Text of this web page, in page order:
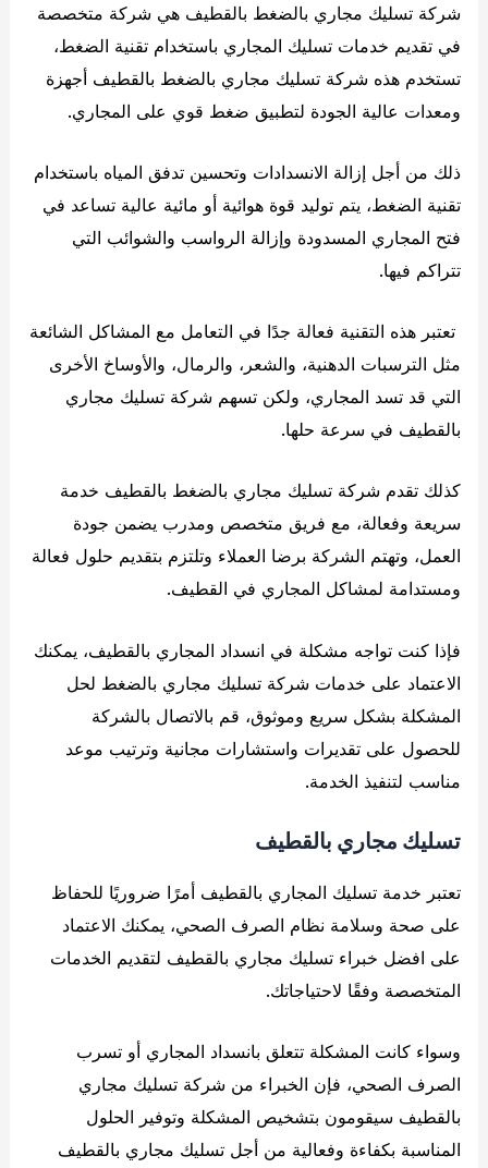
شركة تسليك مجاري بالضغط بالقطيف هي شركة متخصصة
في تقديم خدمات تسليك المجاري باستخدام تقنية الضغط،
تستخدم هذه شركة تسليك مجاري بالضغط بالقطيف أجهزة
ومعدات عالية الجودة لتطبيق ضغط قوي على المجاري.
ذلك من أجل إزالة الانسدادات وتحسين تدفق المياه باستخدام
تقنية الضغط، يتم توليد قوة هوائية أو مائية عالية تساعد في
فتح المجاري المسدودة وإزالة الرواسب والشوائب التي
تتراكم فيها.
تعتبر هذه التقنية فعالة جدًا في التعامل مع المشاكل الشائعة
مثل الترسبات الدهنية، والشعر، والرمال، والأوساخ الأخرى
التي قد تسد المجاري، ولكن تسهم شركة تسليك مجاري
بالقطيف في سرعة حلها.
كذلك تقدم شركة تسليك مجاري بالضغط بالقطيف خدمة
سريعة وفعالة، مع فريق متخصص ومدرب يضمن جودة
العمل، وتهتم الشركة برضا العملاء وتلتزم بتقديم حلول فعالة
ومستدامة لمشاكل المجاري في القطيف.
فإذا كنت تواجه مشكلة في انسداد المجاري بالقطيف، يمكنك
الاعتماد على خدمات شركة تسليك مجاري بالضغط لحل
المشكلة بشكل سريع وموثوق، قم بالاتصال بالشركة
للحصول على تقديرات واستشارات مجانية وترتيب موعد
مناسب لتنفيذ الخدمة.
تسليك مجاري بالقطيف
تعتبر خدمة تسليك المجاري بالقطيف أمرًا ضروريًا للحفاظ
على صحة وسلامة نظام الصرف الصحي، يمكنك الاعتماد
على افضل خبراء تسليك مجاري بالقطيف لتقديم الخدمات
المتخصصة وفقًا لاحتياجاتك.
وسواء كانت المشكلة تتعلق بانسداد المجاري أو تسرب
الصرف الصحي، فإن الخبراء من شركة تسليك مجاري
بالقطيف سيقومون بتشخيص المشكلة وتوفير الحلول
المناسبة بكفاءة وفعالية من أجل تسليك مجاري بالقطيف